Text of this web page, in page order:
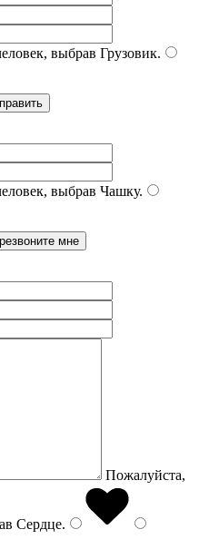
выбрав Грузовик.
выбрав Чашку.
Пожалуйста,
Сердце.